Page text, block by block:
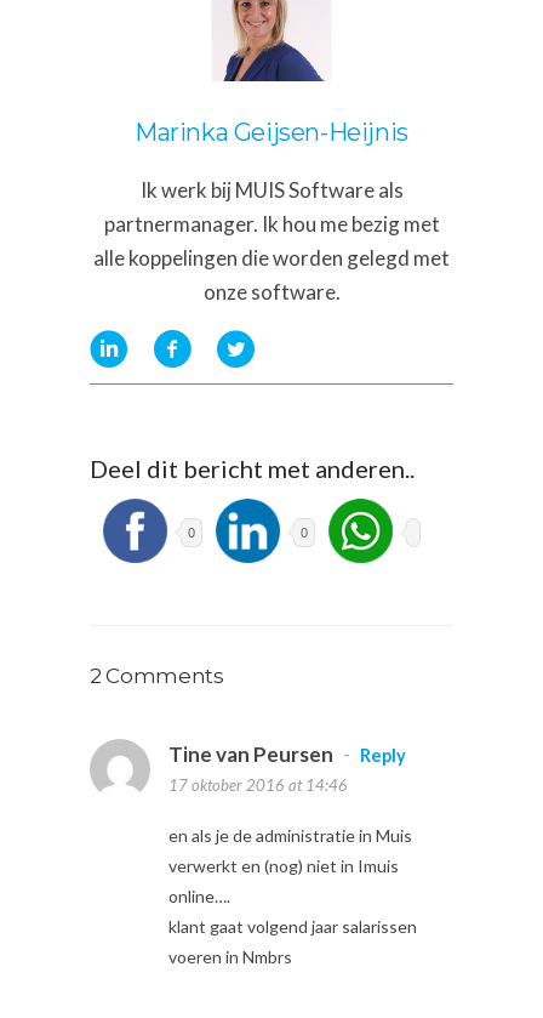
Marinka Geijsen-Heijnis
Ik werk bij MUIS Software als
partnermanager. Ik hou me bezig met
alle koppelingen die worden gelegd met
onze software.
Deel dit bericht met anderen..
0 0
2 Comments
Tine van Peursen - Reply
17 oktober 2016 at 14:46
en als je de administratie in Muis
verwerkt en (nog) niet in Imuis
online….
klant gaat volgend jaar salarissen
voeren in Nmbrs